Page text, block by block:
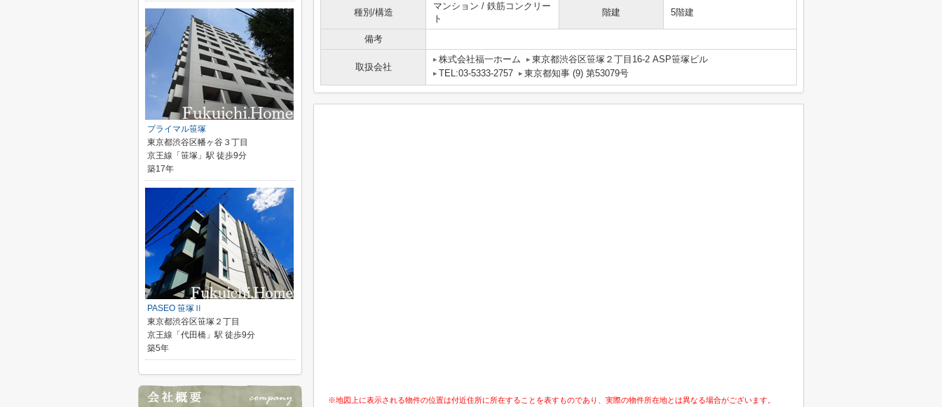
種別/構造
マンション / 鉄筋コンクリー
ト
階建 5階建
備考
取扱会社
株式会社福一ホーム
東京都渋谷区笹塚２丁目16-2 ASP笹塚ビル
TEL:03-5333-2757
東京都知事 (9) 第53079号
※地図上に表示される物件の位置は付近住所に所在することを表すものであり、実際の物件所在地とは異なる場合がございます。
プライマル笹塚
東京都渋谷区幡ヶ谷３丁目
京王線「笹塚」駅 徒歩9分
築17年
PASEO 笹塚Ⅱ
東京都渋谷区笹塚２丁目
京王線「代田橋」駅 徒歩9分
築5年